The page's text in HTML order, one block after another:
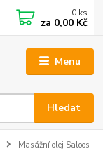
Menu
Hledat
0 ks
za 0,00 Kč
Masážní olej Saloos